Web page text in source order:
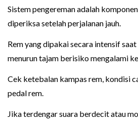
Sistem pengereman adalah
diperiksa setelah perjalanan jauh.
Rem yang dipakai secara intensif
menurun tajam berisiko mengalami
Cek ketebalan kampas rem, kondisi
pedal rem.
Jika terdengar suara berdecit atau